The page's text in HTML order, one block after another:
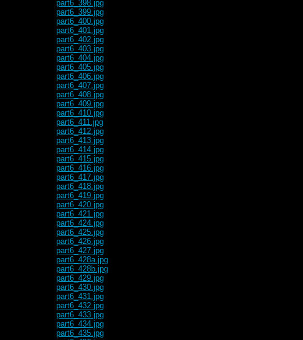
part6_398.jpg
part6_399.jpg
part6_400.jpg
part6_401.jpg
part6_402.jpg
part6_403.jpg
part6_404.jpg
part6_405.jpg
part6_406.jpg
part6_407.jpg
part6_408.jpg
part6_409.jpg
part6_410.jpg
part6_411.jpg
part6_412.jpg
part6_413.jpg
part6_414.jpg
part6_415.jpg
part6_416.jpg
part6_417.jpg
part6_418.jpg
part6_419.jpg
part6_420.jpg
part6_421.jpg
part6_424.jpg
part6_425.jpg
part6_426.jpg
part6_427.jpg
part6_428a.jpg
part6_428b.jpg
part6_429.jpg
part6_430.jpg
part6_431.jpg
part6_432.jpg
part6_433.jpg
part6_434.jpg
part6_435.jpg